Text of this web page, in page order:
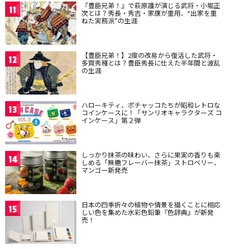
11 『豊臣兄弟！』で萩原護が演じる武将・小堀正
次とは？秀長・秀吉・家康が重用、“出家を重
ねた実務派”の生涯
12 【豊臣兄弟！】2度の改易から復活した武将・
多賀秀種とは？豊臣秀長に仕えた半年間と波乱
の生涯
13 ハローキティ、ポチャッコたちが昭和レトロな
コインケースに！「サンリオキャラクターズ コ
インケース」第２弾
14 しっかり抹茶の味わい、さらに果実の香りも楽
しめる「無糖フレーバー抹茶」ストロベリー、
マンゴー新発売
15 日本の四季折々の植物や情景を描くことに相応
しい色を集めた水彩色鉛筆『色辞典』が新発
売！